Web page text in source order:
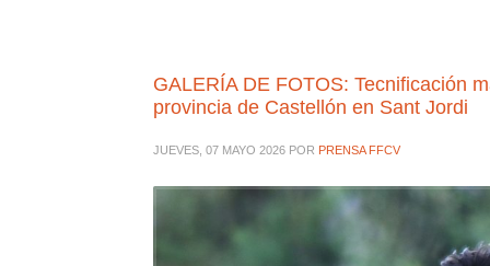
GALERÍA DE FOTOS: Tecnificación
provincia de Castellón en Sant Jordi
JUEVES, 07 MAYO 2026 POR PRENSA FFCV